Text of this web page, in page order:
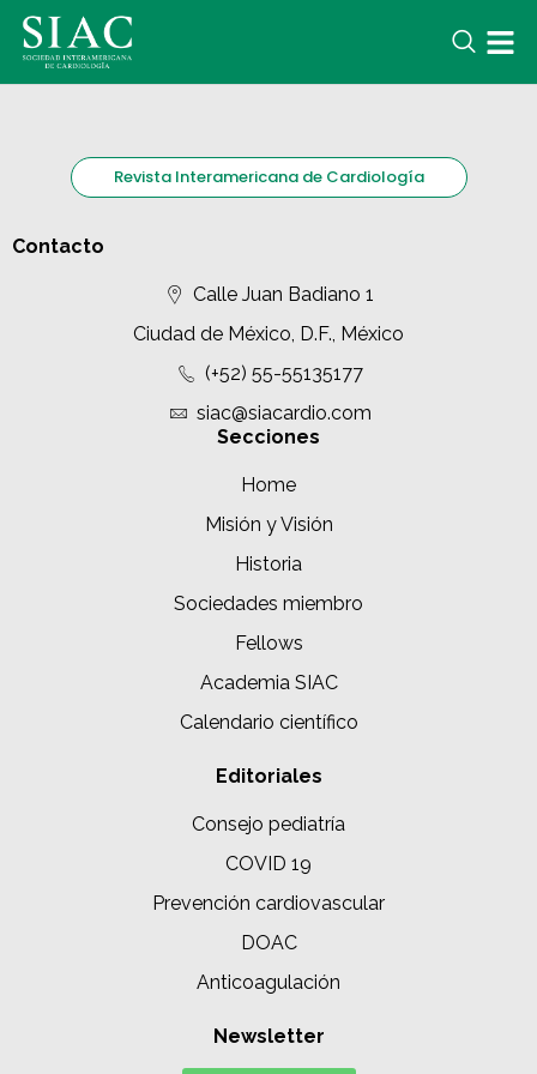
Revista Interamericana de Cardiología
Contacto
Calle Juan Badiano 1
Ciudad de México, D.F., México
(+52) 55-55135177
siac@siacardio.com
Secciones
Home
Misión y Visión
Historia
Sociedades miembro
Fellows
Academia SIAC
Calendario científico
Editoriales
Consejo pediatría
COVID 19
Prevención cardiovascular
DOAC
Anticoagulación
Newsletter